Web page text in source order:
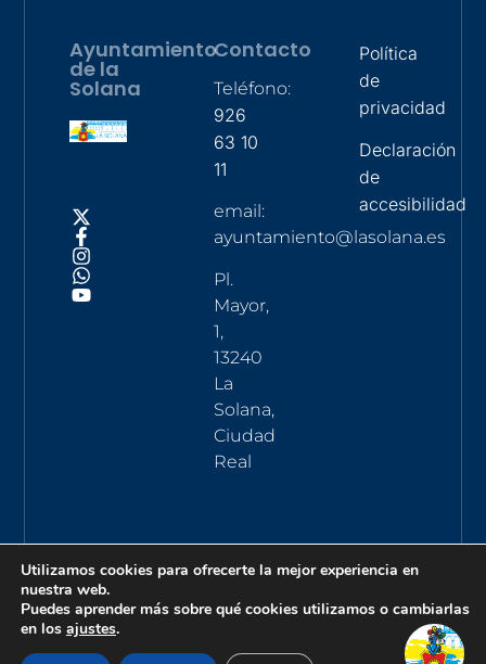
Ayuntamiento
de la
Solana
Contacto
Teléfono:
926
63 10
11
email:
ayuntamiento@lasolana.es
Pl.
Mayor,
1,
13240
La
Solana,
Ciudad
Real
Política
de
privacidad
Declaración
de
accesibilidad
Utilizamos cookies para ofrecerte la mejor experiencia en
nuestra web.
Puedes aprender más sobre qué cookies utilizamos o cambiarlas
en los ajustes.